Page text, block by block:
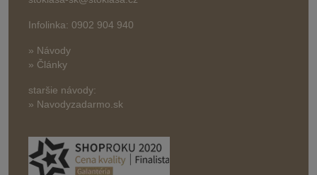
Infolinka: 0902 904 940
» Návody
» Články
staršie návody:
» Navodyzadarmo.sk